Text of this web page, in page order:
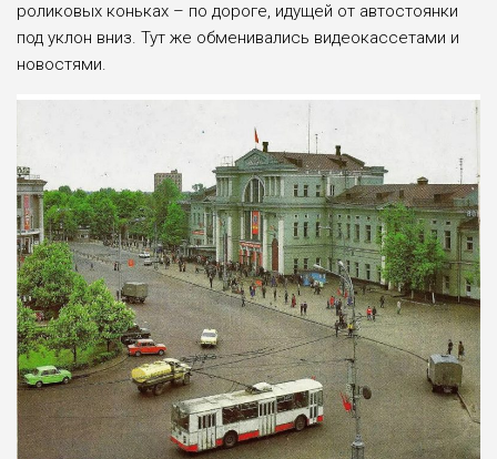
роликовых коньках – по дороге, идущей от автостоянки
под уклон вниз. Тут же обменивались видеокассетами и
новостями.